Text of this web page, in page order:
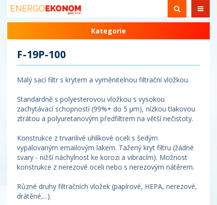
Kategorie
F-19P-100
Malý sací filtr s krytem a vyměnitelnou filtrační vložkou.
Standardně s polyesterovou vložkou s vysokou
zachytávací schopností (99%+ do 5 µm), nízkou tlakovou
ztrátou a polyuretanovým předfiltrem na větší nečistoty.
Konstrukce z trvanlivé uhlíkové oceli s šedým
vypalovaným emailovým lakem. Tažený kryt filtru (žádné
svary - nižší náchylnost ke korozi a vibracím). Možnost
konstrukce z nerezové oceli nebo s nerezovým nátěrem.
Různé druhy filtračních vložek (papírové, HEPA, nerezové,
drátěné,...).